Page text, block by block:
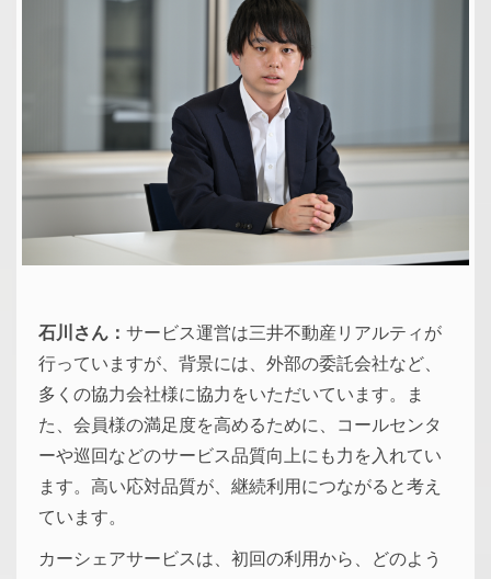
石川さん： サービス運営は三井不動産リアルティが
行っていますが、背景には、外部の委託会社など、
多くの協力会社様に協力をいただいています。ま
た、会員様の満足度を高めるために、コールセンタ
ーや巡回などのサービス品質向上にも力を入れてい
ます。高い応対品質が、継続利用につながると考え
ています。
カーシェアサービスは、初回の利用から、どのよう